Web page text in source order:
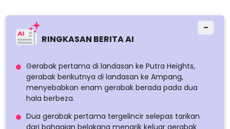
RINGKASAN BERITA AI
−
Gerabak pertama di landasan ke Putra Heights,
gerabak berikutnya di landasan ke Ampang,
menyebabkan enam gerabak berada pada dua
hala berbeza.
Dua gerabak pertama tergelincir selepas tarikan